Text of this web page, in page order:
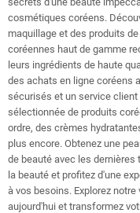
cosmétiques coréens.
maquillage et des produits
coréennes haut de gamme
leurs ingrédients de haute
des achats en ligne coréens
sécurisés et un service
sélectionnée de produits
ordre, des crèmes
plus encore. Obtenez une
de beauté avec les dernières
la beauté et profitez d'une
à vos besoins. Explorez
aujourd'hui et transformez